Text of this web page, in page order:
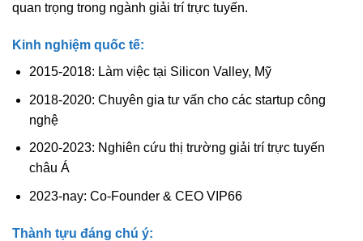
quan trọng trong ngành giải trí trực tuyến.
Kinh nghiệm quốc tế:
2015-2018: Làm việc tại Silicon Valley, Mỹ
2018-2020: Chuyên gia tư vấn cho các startup công
nghệ
2020-2023: Nghiên cứu thị trường giải trí trực tuyến
châu Á
2023-nay: Co-Founder & CEO VIP66
Thành tựu đáng chú ý: